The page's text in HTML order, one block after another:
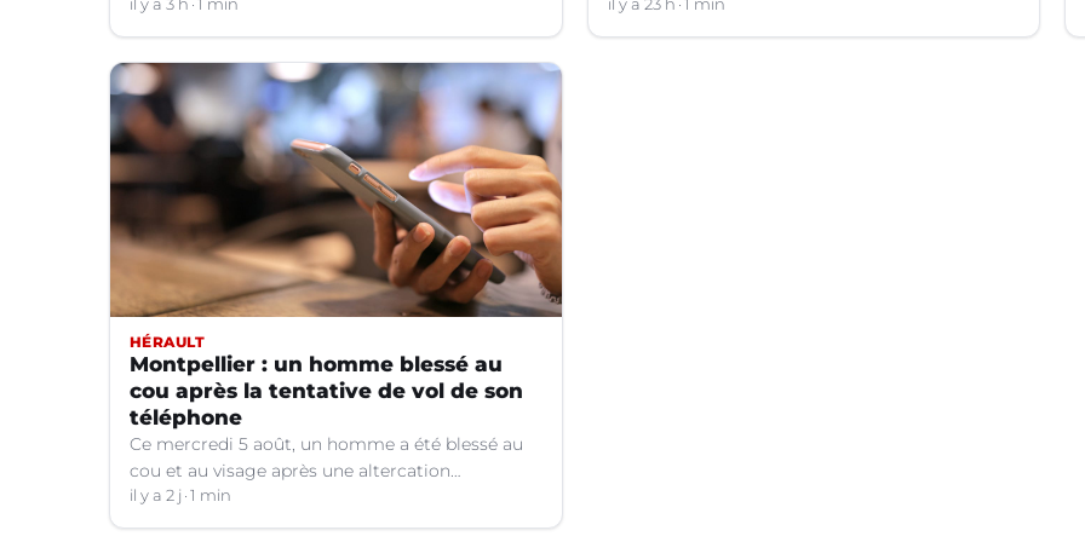
il y a 3 h 1 min il y a 23 h 1 min
HÉRAULT
Montpellier : un homme blessé au
cou après la tentative de vol de son
téléphone
Ce mercredi 5 août, un homme a été blessé au
cou et au visage après une altercation
concernant un téléphone portable à Montpellier
(Hérault).
il y a 2 j 1 min